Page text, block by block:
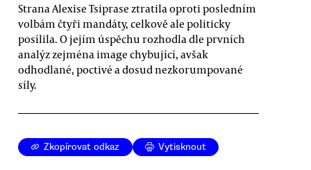
Strana Alexise Tsiprase ztratila oproti posledním
volbám čtyři mandáty, celkově ale politicky
posílila. O jejím úspěchu rozhodla dle prvních
analýz zejména image chybující, avšak
odhodlané, poctivé a dosud nezkorumpované
síly.
Zkopírovat odkaz Vytisknout